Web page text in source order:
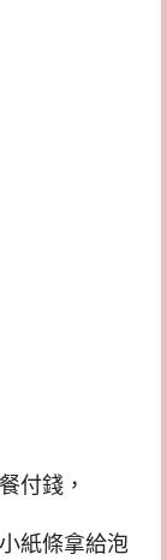
付錢，
紙條拿給泡